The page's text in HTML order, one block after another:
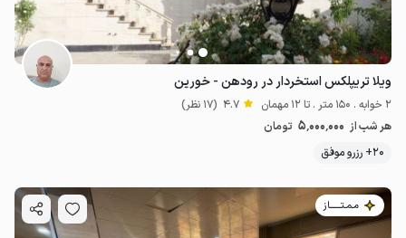
ویلا تریپلکس استخردار در رودهن - خورین
2 خوابه . 150 متر . تا 12 مهمان 4.7 (17 نظر)
هر شب از 5٬000٬000 تومان
20+ رزرو موفق
مـمـتــــــاز